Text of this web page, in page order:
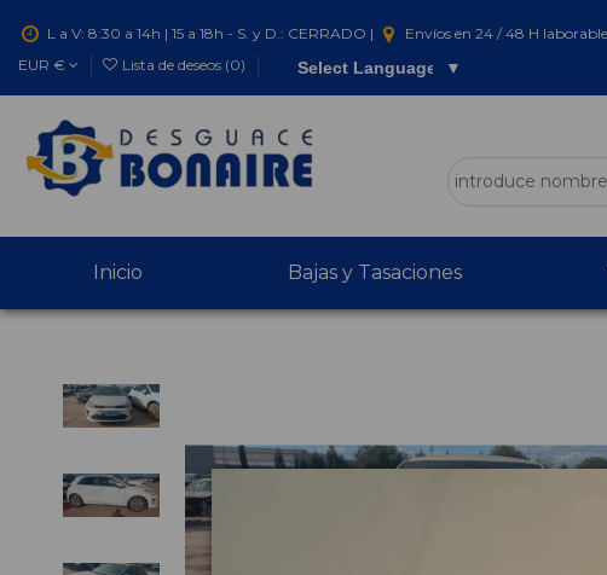
L a V: 8:30 a 14h | 15 a 18h - S. y D.: CERRADO | Envíos en 24 / 48 H
EUR €
Lista de deseos (0) Select Language ▼
Inicio Bajas y Tasaciones